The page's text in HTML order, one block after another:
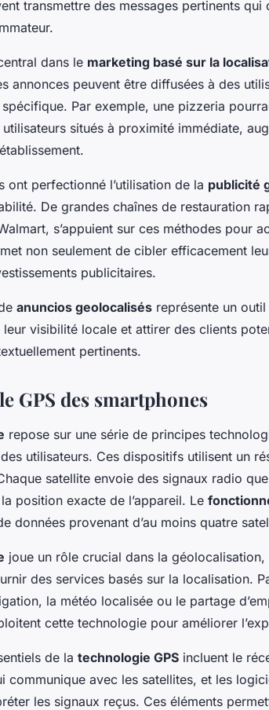
transmettre des messages pertinents qui
dans le marketing basé sur la
annonces peuvent être diffusées à des
Par exemple, une pizzeria
situés à proximité immédiate,
ont perfectionné l’utilisation de la publicité
De grandes chaînes de restauration
s’appuient sur ces méthodes pour
non seulement de cibler efficacement
publicitaires.
anuncios geolocalisés représente un
visibilité locale et attirer des clients
pertinents.
GPS des smartphones
repose sur une série de principes
utilisateurs. Ces dispositifs utilisent un
satellite envoie des signaux radio
position exacte de l’appareil. Le
données provenant d’au moins quatre
joue un rôle crucial dans la
des services basés sur la localisation.
la météo localisée ou le partage
cette technologie pour améliorer
de la technologie GPS incluent le
communique avec les satellites, et les
les signaux reçus. Ces éléments